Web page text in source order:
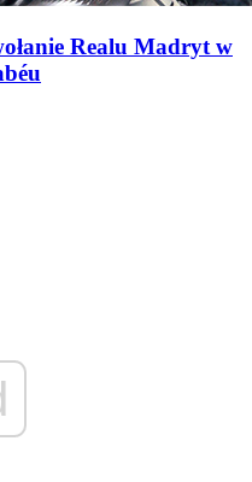
Realu Madryt w